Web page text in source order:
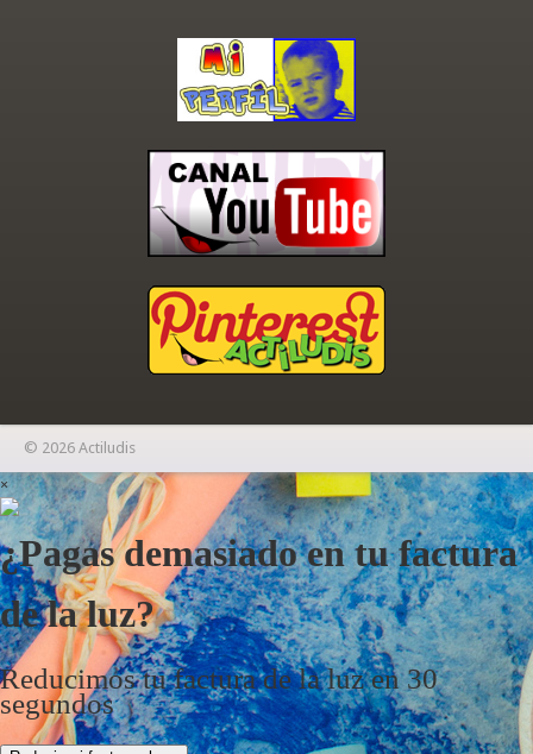
© 2026 Actiludis
×
¿Pagas demasiado en tu factura
de la luz?
Reducimos tu factura de la luz en 30
segundos